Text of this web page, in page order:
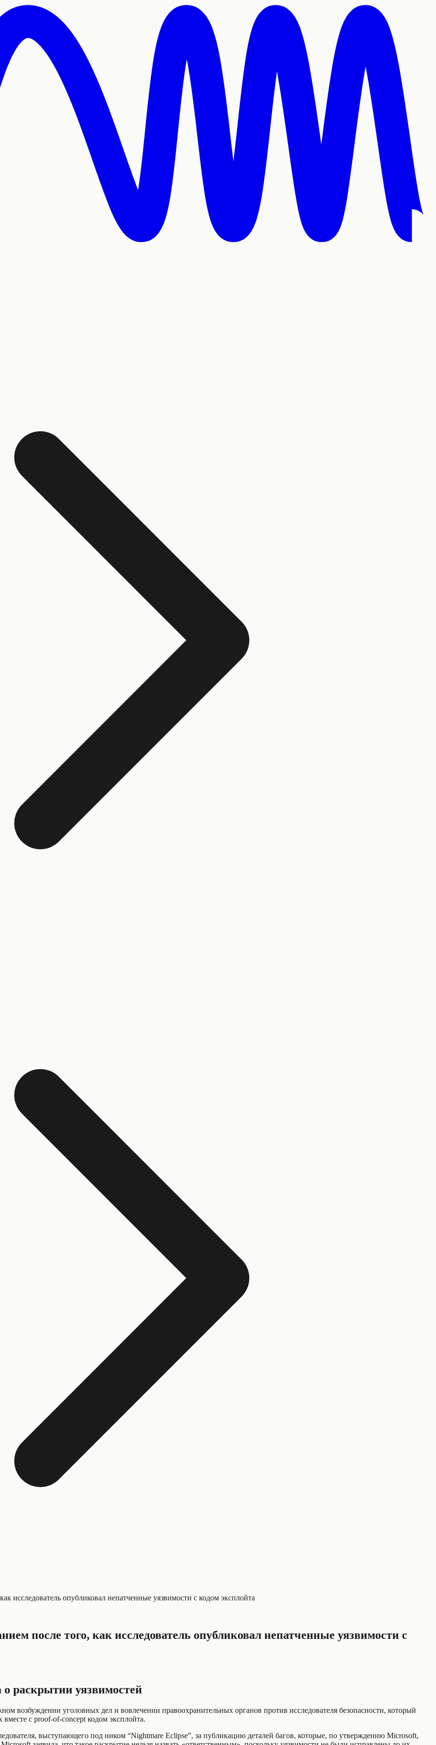
исследователь опубликовал непатченные уязвимости с кодом эксплойта
после того, как исследователь опубликовал непатченные уязвимости с
раскрытии уязвимостей
возбуждении уголовных дел и вовлечении правоохранительных органов против исследователя безопасности, который
с proof‑of‑concept кодом эксплойта.
выступающего под ником “Nightmare Eclipse”, за публикацию деталей багов, которые, по утверждению Microsoft,